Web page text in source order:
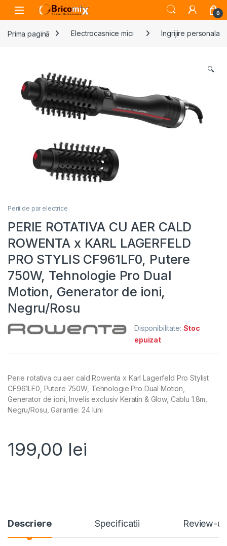
Skip to navigation
Skip to content
Open 0
Prima pagină Electrocasnice mici Ingrijire personala
🔍
Perii de par electrice
PERIE ROTATIVA CU AER CALD
ROWENTA x KARL LAGERFELD
PRO STYLIS CF961LF0, Putere
750W, Tehnologie Pro Dual
Motion, Generator de ioni,
Negru/Rosu
Disponibilitate: Stoc
epuizat
Perie rotativa cu aer cald Rowenta x Karl Lagerfeld Pro Stylist
CF961LF0, Putere 750W, Tehnologie Pro Dual Motion,
Generator de ioni, Invelis exclusiv Keratin & Glow, Cablu 1.8m,
Negru/Rosu, Garantie: 24 luni
199,00 lei
Descriere Specificatii Review-uri